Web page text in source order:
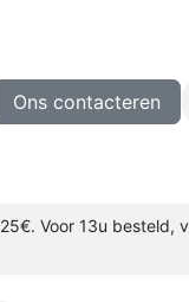
Blog
Ons contacteren
Voor 13u